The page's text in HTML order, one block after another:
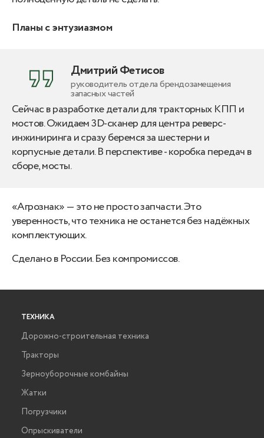
Планы с энтузиазмом
Сейчас в разработке детали для тракторных КПП и
мостов. Ожидаем 3D-сканер для центра реверс-
инжиниринга и сразу беремся за шестерни и
корпусные детали. В перспективе - коробка передач в
сборе, мосты.
Дмитрий Фетисов
руководитель отдела брендозамещения
запасных частей
«Агрознак» — это не просто запчасти. Это
уверенность, что техника не останется без надёжных
комплектующих.
Сделано в России. Без компромиссов.
ТЕХНИКА
Дорожно-строительная техника
Тракторы
Зерноуборочные комбайны
Жатки
Погрузчики
Опрыскиватели